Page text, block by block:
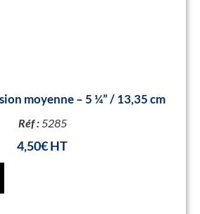
moyenne – 5 ¼” / 13,35 cm
Réf :5285
4,50€